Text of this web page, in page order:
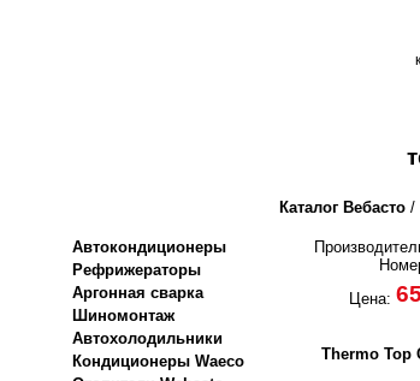
Автокондиционеры
Рефрижераторы
Аргонная сварка
Шиномонтаж
Автохолодильники
Кондиционеры Waeco
Каталог Вебасто /
Цена:
Thermo Top